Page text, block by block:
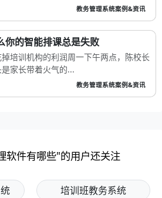
教务管理系统案例&资讯
你的智能排课总是失败
培训机构的利润周一下午两点，陈校长
家长带着火气的...
教务管理系统案例&资讯
软件有哪些"的用户还关注
培训班教务系统